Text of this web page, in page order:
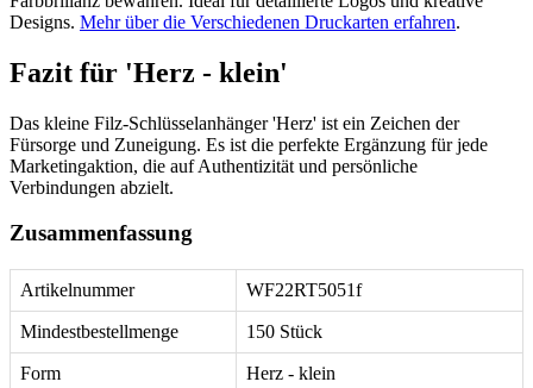
Designs. Mehr über die Verschiedenen Druckarten erfahren.
Fazit für 'Herz - klein'
Das kleine Filz-Schlüsselanhänger 'Herz' ist ein Zeichen der
Fürsorge und Zuneigung. Es ist die perfekte Ergänzung für jede
Marketingaktion, die auf Authentizität und persönliche
Verbindungen abzielt.
Zusammenfassung
Artikelnummer WF22RT5051f
Mindestbestellmenge 150 Stück
Form Herz - klein